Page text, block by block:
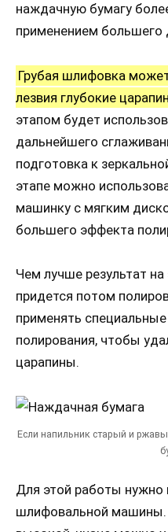
наждачную бумагу
применением большего
Грубая шлифовка
лезвия глубокие
этапом будет
дальнейшего
подготовка к
этапе можно
машинку с мягким
большего эффекта
Чем лучше результат
придется потом
применять
полирования, чтобы
царапины.
Если напильник старый и
Для этой работы нужно
шлифовальной